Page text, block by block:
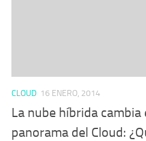
CLOUD 16 ENERO, 2014
La nube híbrida cambia
panorama del Cloud: